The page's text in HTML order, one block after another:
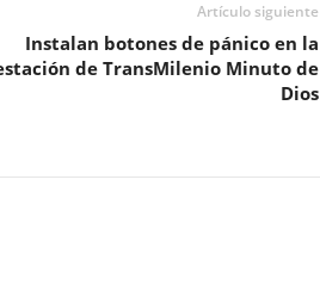
Artículo siguiente
Instalan botones de pánico en la
de TransMilenio Minuto de
Dios